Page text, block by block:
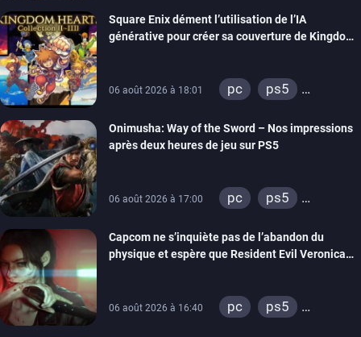
Square Enix dément l’utilisation de l’IA
générative pour créer sa couverture de Kingdom
06 août 2026 à 18:01 pc
ps5
switch 2
Onimusha: Way of the Sword – Nos impressions
après deux heures de jeu sur PS5
06 août 2026 à 17:00 pc
ps5
switch 2
Capcom ne s’inquiète pas de l’abandon du
physique et espère que Resident Evil Veronica
06 août 2026 à 16:40 pc
ps5